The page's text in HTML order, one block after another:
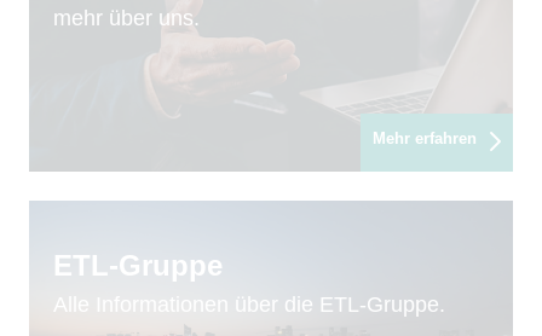
mehr über uns.
Mehr erfahren
ETL-Gruppe
Alle Informationen über die ETL-Gruppe.